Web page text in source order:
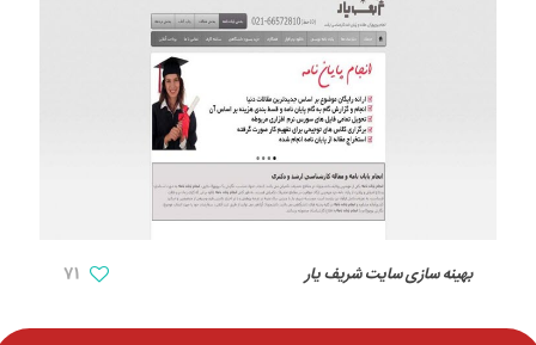
بهینه سازی سایت شریف یار 71